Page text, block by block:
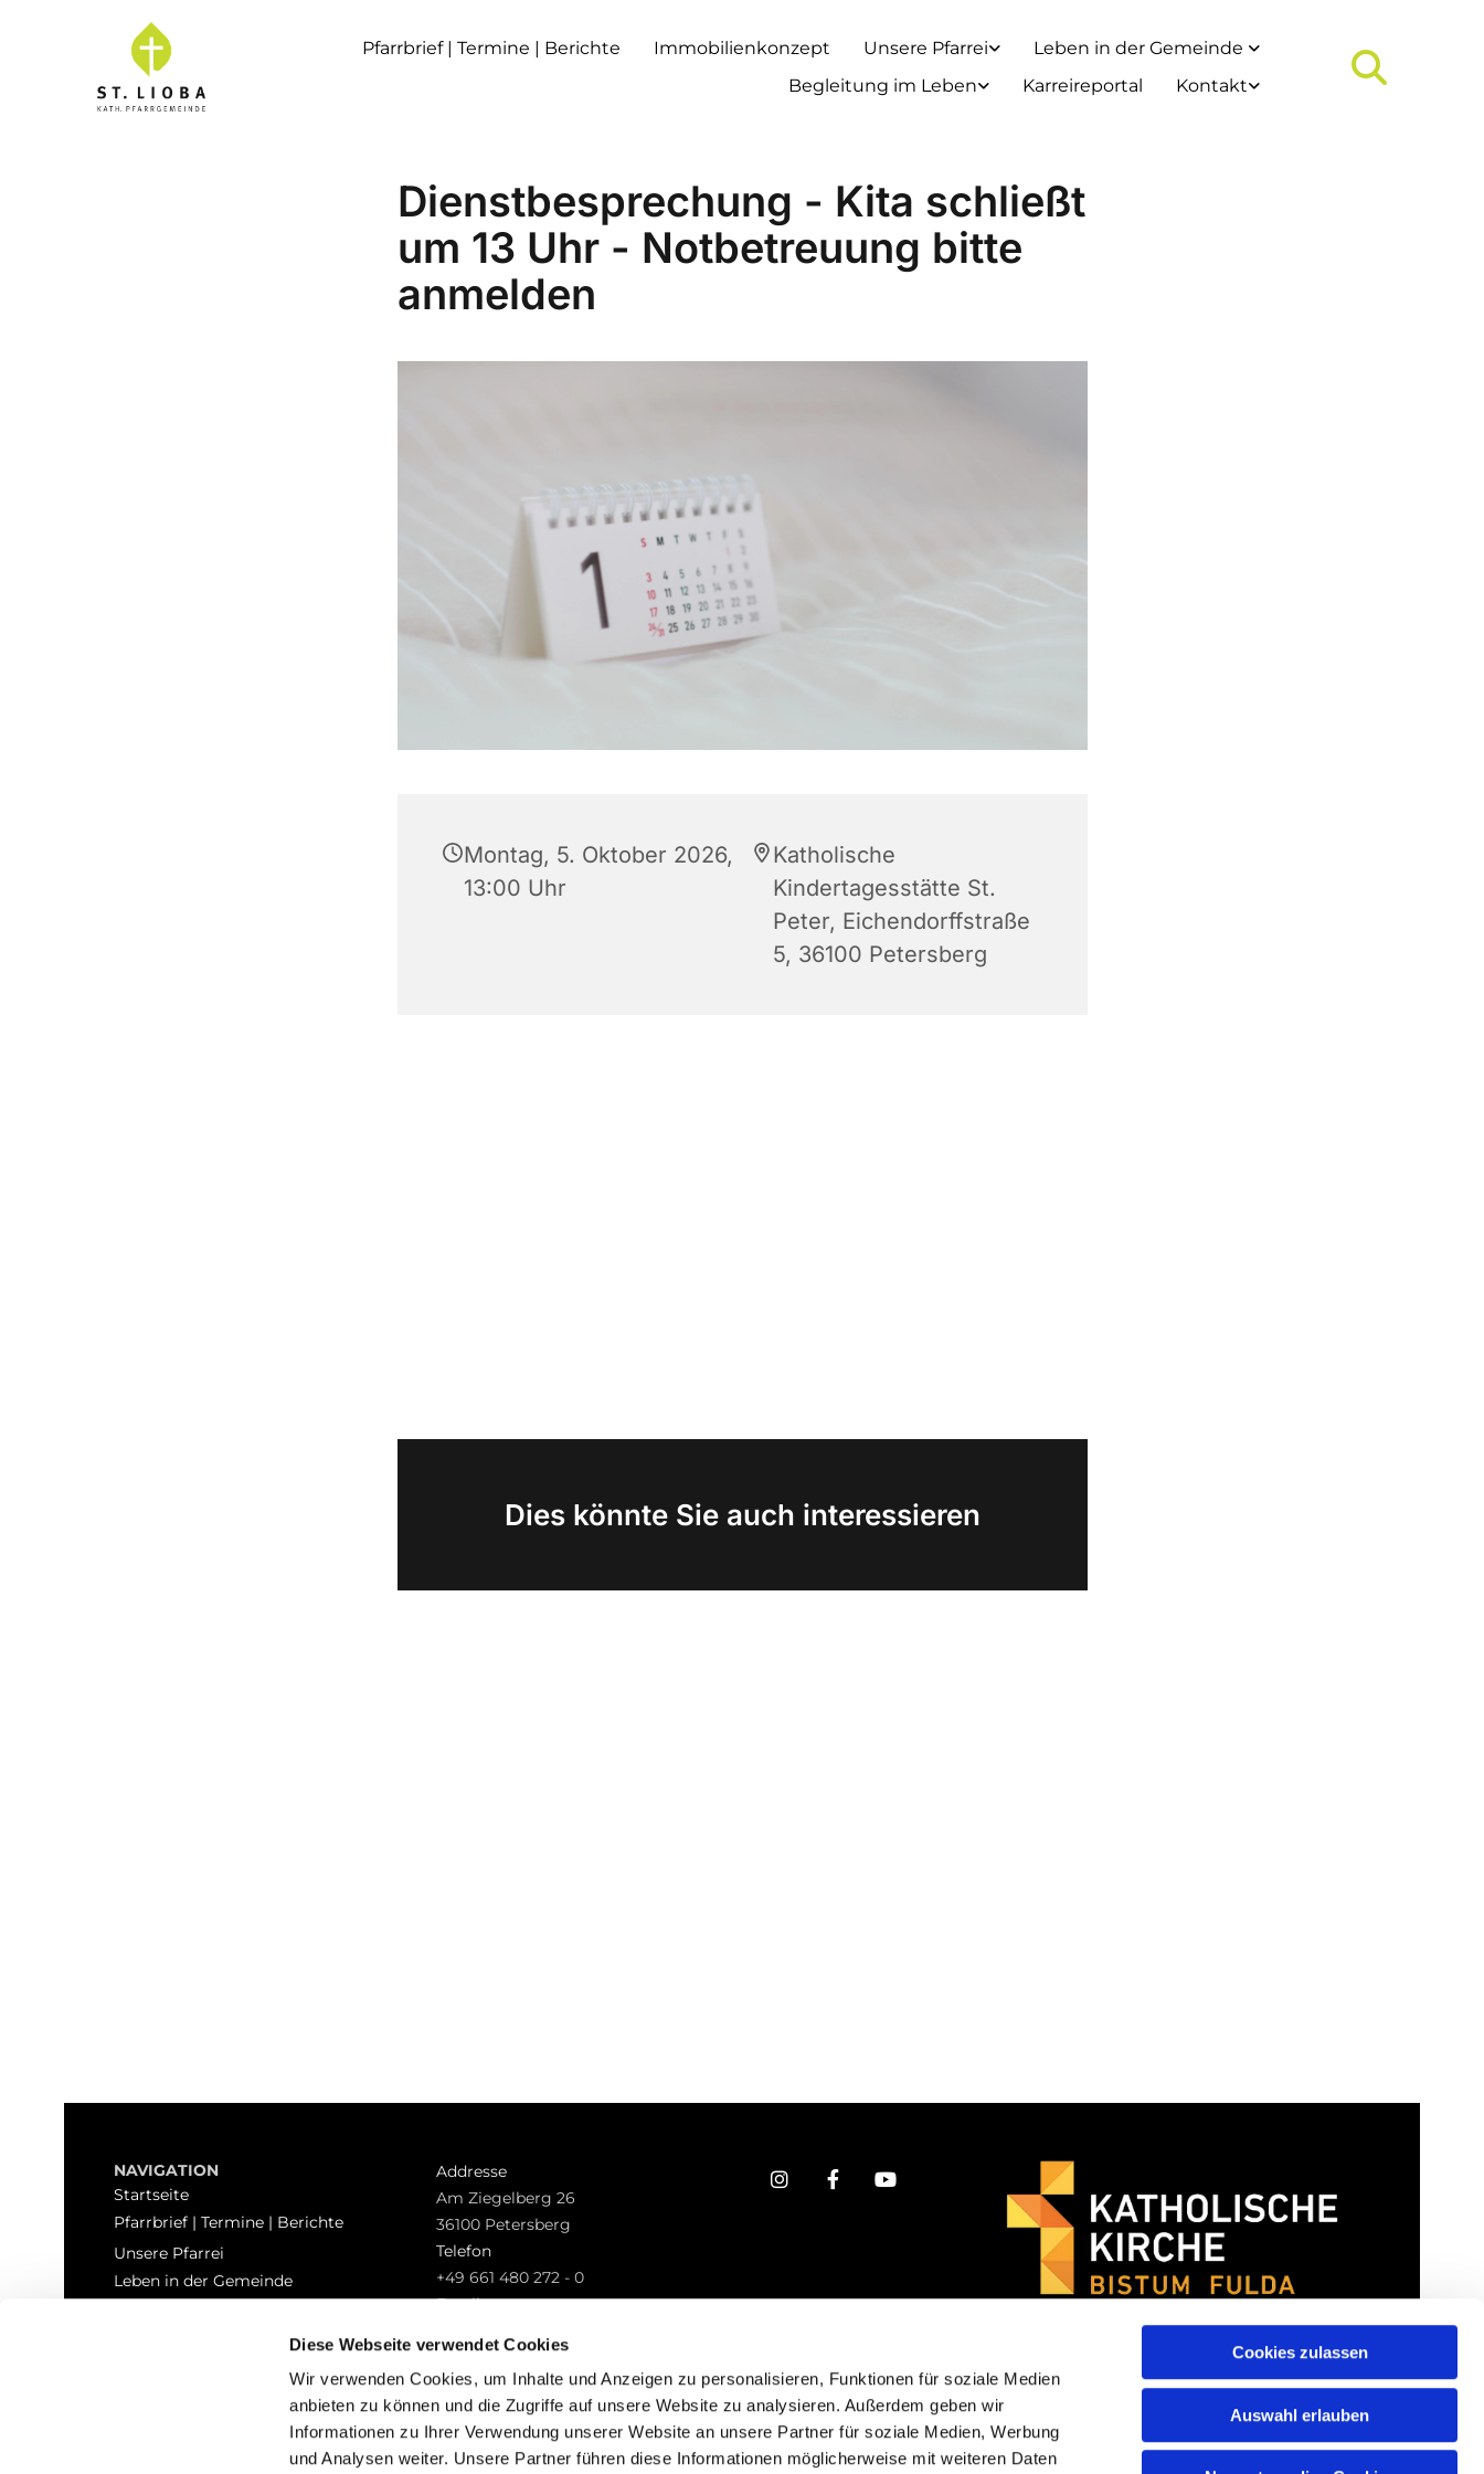
Diese Webseite verwendet Cookies
Wir verwenden Cookies, um Inhalte und Anzeigen zu personalisieren, Funktionen für soziale Medien
anbieten zu können und die Zugriffe auf unsere Website zu analysieren. Außerdem geben wir
Informationen zu Ihrer Verwendung unserer Website an unsere Partner für soziale Medien, Werbung
und Analysen weiter. Unsere Partner führen diese Informationen möglicherweise mit weiteren Daten
Cookies zulassen
Auswahl erlauben
Pfarrbrief | Termine | Berichte Immobilienkonzept Unsere Pfarrei
Leben in der Gemeinde
Begleitung im Leben
Karreireportal Kontakt
Dienstbesprechung - Kita schließt
um 13 Uhr - Notbetreuung bitte
anmelden
Montag, 5. Oktober 2026,
13:00 Uhr
Katholische
Kindertagesstätte St.
Peter, Eichendorffstraße
5, 36100 Petersberg
Dies könnte Sie auch interessieren
NAVIGATION
Startseite
Pfarrbrief | Termine | Berichte
Unsere Pfarrei
Leben in der Gemeinde
Addresse
Am Ziegelberg 26
36100 Petersberg
Telefon
+49 661 480 272 - 0
Email